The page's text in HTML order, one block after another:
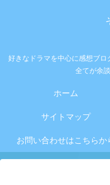
好きなドラマを中心に感想ブロ
全てが余
ホーム
サイトマップ
お問い合わせはこちらか